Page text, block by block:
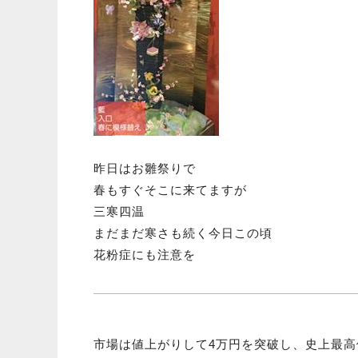
昨日はお雛祭りで
春もすぐそこに来てますが
三寒四温
まだまだ寒さも続く今日この頃
花粉症にも注意を
市場は値上がりして4万円を突破し、史上最